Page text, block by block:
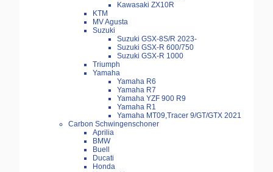
Kawasaki ZX10R
KTM
MV Agusta
Suzuki
Suzuki GSX-8S/R 2023-
Suzuki GSX-R 600/750
Suzuki GSX-R 1000
Triumph
Yamaha
Yamaha R6
Yamaha R7
Yamaha YZF 900 R9
Yamaha R1
Yamaha MT09,Tracer 9/GT/GTX 2021
Carbon Schwingenschoner
Aprilia
BMW
Buell
Ducati
Honda